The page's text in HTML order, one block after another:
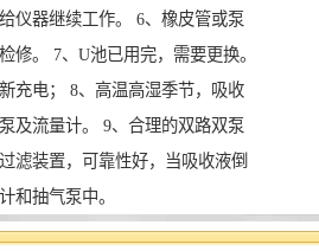
仪器继续工作。 6、橡皮管或泵
修。 7、U池已用完，需要更换。
充电； 8、高温高湿季节，吸收
及流量计。 9、合理的双路双泵
滤装置，可靠性好，当吸收液倒
和抽气泵中。